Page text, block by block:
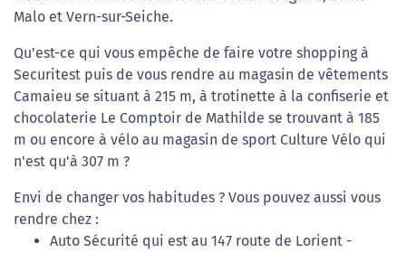
Malo et Vern-sur-Seiche.
Qu'est-ce qui vous empêche de faire votre shopping à
Securitest puis de vous rendre au magasin de vêtements
Camaieu se situant à 215 m, à trotinette à la confiserie et
chocolaterie Le Comptoir de Mathilde se trouvant à 185
m ou encore à vélo au magasin de sport Culture Vélo qui
n'est qu'à 307 m ?
Envi de changer vos habitudes ? Vous pouvez aussi vous
rendre chez :
Auto Sécurité qui est au 147 route de Lorient -